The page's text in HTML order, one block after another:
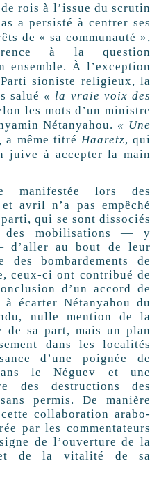
rois à l’issue du scrutin
a persisté à centrer ses
de « sa communauté »,
à la question
ensemble. À l’exception
sioniste religieux, la
salué « la vraie voix des
les mots d’un ministre
Nétanyahou. « Une
a même titré Haaretz, qui
juive à accepter la main
manifestée lors des
avril n’a pas empêché
qui se sont dissociés
des mobilisations — y
d’aller au bout de leur
des bombardements de
ceux-ci ont contribué de
d’un accord de
à écarter Nétanyahou du
nulle mention de la
de sa part, mais un plan
dans les localités
d’une poignée de
le Néguev et une
des destructions des
permis. De manière
collaboration arabo-
par les commentateurs
de l’ouverture de la
et de la vitalité de sa